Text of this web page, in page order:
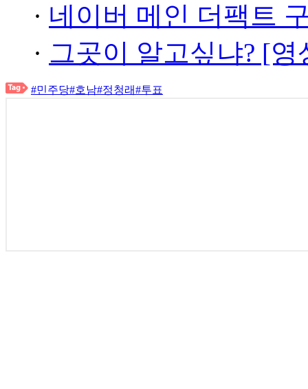
· 네이버 메인 더팩트
· 그곳이 알고싶냐? [
#민주당#호남#정청래#투표